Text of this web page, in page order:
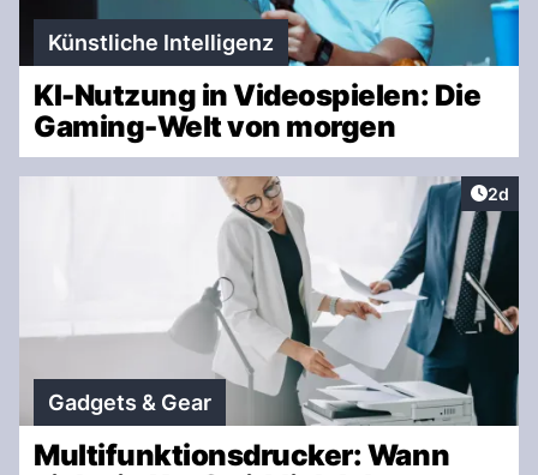
Künstliche Intelligenz
KI-Nutzung in Videospielen: Die
Gaming-Welt von morgen
2d
Gadgets & Gear
Multifunktionsdrucker: Wann